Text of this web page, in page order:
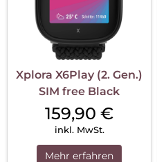
Xplora X6Play (2. Gen.)
SIM free Black
159,90 €
inkl. MwSt.
Mehr erfahren